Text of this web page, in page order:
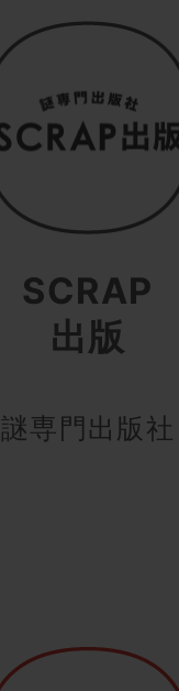
SCRAP
出版
謎専門出版社